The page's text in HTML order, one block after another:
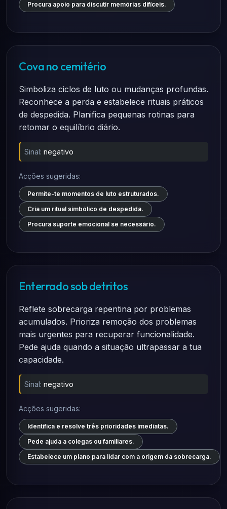
Procura apoio para discutir memórias difíceis.
Cova no cemitério
Simboliza ciclos de luto ou mudanças profundas.
Reconhece a perda e estabelece rituais práticos
de despedida. Planifica pequenas rotinas para
retomar o equilíbrio diário.
Sinal: negativo
Acções sugeridas:
Permite-te momentos de luto estruturados.
Cria um ritual simbólico de despedida.
Procura suporte emocional se necessário.
Enterrado sob detritos
Reflete sobrecarga repentina por problemas
acumulados. Prioriza remoção dos problemas
mais urgentes para recuperar funcionalidade.
Pede ajuda quando a situação ultrapassar a tua
capacidade.
Sinal: negativo
Acções sugeridas:
Identifica e resolve três prioridades imediatas.
Pede ajuda a colegas ou familiares.
Estabelece um plano para lidar com a origem da sobrecarga.